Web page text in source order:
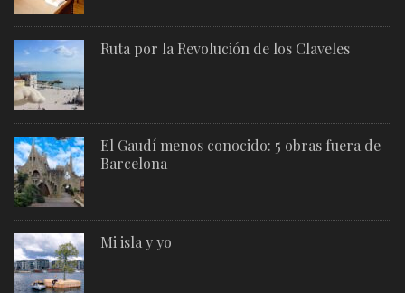
Ruta por la Revolución de los Claveles
El Gaudí menos conocido: 5 obras fuera de
Barcelona
Mi isla y yo